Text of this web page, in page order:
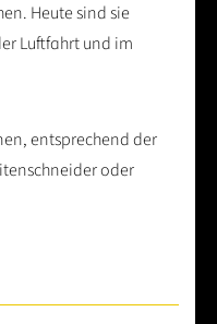
Heute sind sie
Luftfahrt und im
entsprechend der
oder